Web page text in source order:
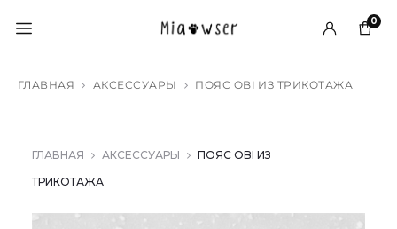
0
ГЛАВНАЯ АКСЕССУАРЫ ПОЯС OBI ИЗ ТРИКОТАЖА
ГЛАВНАЯ АКСЕССУАРЫ
ПОЯС OBI ИЗ
ТРИКОТАЖА